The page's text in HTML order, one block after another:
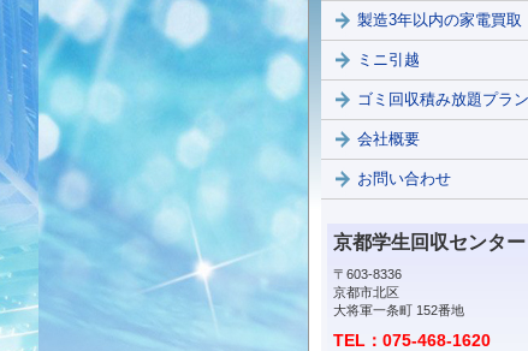
製造3年以内の家電買取
ミニ引越
ゴミ回収積み放題プラン
会社概要
お問い合わせ
京都学生回収センター
〒603-8336
京都市北区
大将軍一条町 152番地
TEL：075-468-1620